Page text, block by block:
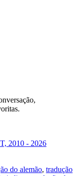
2010 - 2026
do alemão, tradução